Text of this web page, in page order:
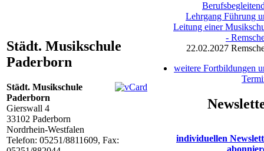
Städt. Musikschule
Paderborn
Städt. Musikschule
Paderborn
Gierswall 4
33102 Paderborn
Nordrhein-Westfalen
Telefon: 05251/8811609, Fax:
Lehrgang Führung
Leitung einer
-
22.02.2027
weitere Fortbildungen
individuellen